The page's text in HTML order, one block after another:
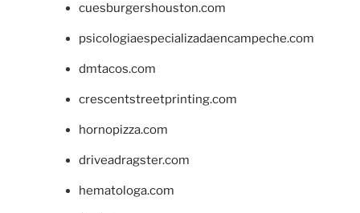
cuesburgershouston.com
psicologiaespecializadaencampeche.com
dmtacos.com
crescentstreetprinting.com
hornopizza.com
driveadragster.com
hematologa.com